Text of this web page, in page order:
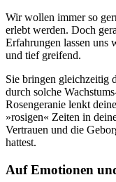
Wir wollen immer so
erlebt werden. Doch
Erfahrungen lassen uns
und tief greifend.
Sie bringen gleichzeitig
durch solche
Rosengeranie lenkt
»rosigen« Zeiten in
Vertrauen und die
hattest.
Auf Emotionen